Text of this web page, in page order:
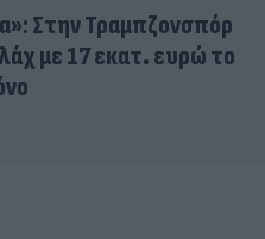
Στην Τραμπζονσπόρ
με 17 εκατ. ευρώ το